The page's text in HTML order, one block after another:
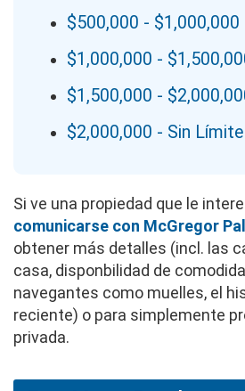
$500,000 - $1,000,000
$1,000,000 -
$1,500,000 -
$2,000,000 - Sin Límite
Si ve una propiedad que le
comunicarse con McGregor
obtener más detalles (incl. las
casa, disponbilidad de
navegantes como muelles, el
reciente) o para simplemente
privada.